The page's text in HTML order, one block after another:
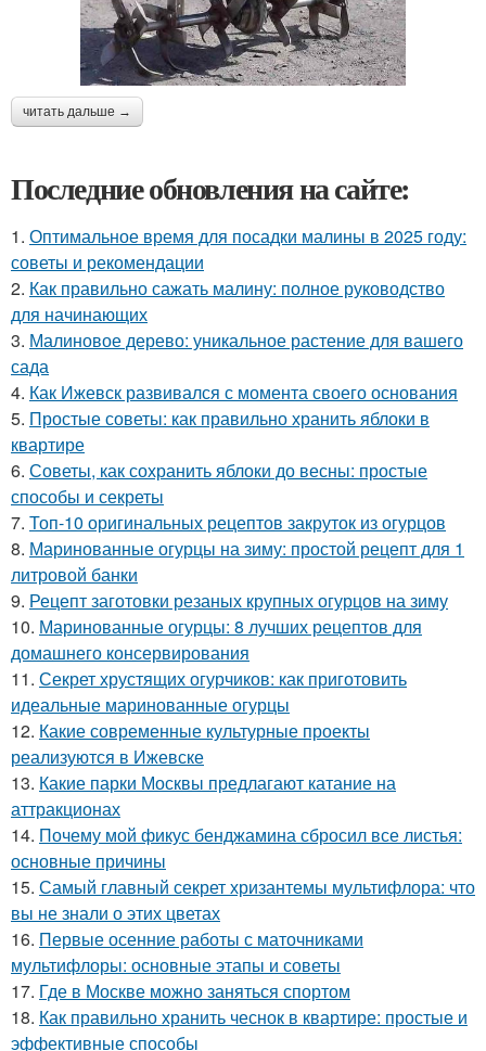
читать дальше →
Последние обновления на сайте:
1. Оптимальное время для посадки малины в 2025 году:
советы и рекомендации
2. Как правильно сажать малину: полное руководство
для начинающих
3. Малиновое дерево: уникальное растение для вашего
сада
4. Как Ижевск развивался с момента своего основания
5. Простые советы: как правильно хранить яблоки в
квартире
6. Советы, как сохранить яблоки до весны: простые
способы и секреты
7. Топ-10 оригинальных рецептов закруток из огурцов
8. Маринованные огурцы на зиму: простой рецепт для 1
литровой банки
9. Рецепт заготовки резаных крупных огурцов на зиму
10. Маринованные огурцы: 8 лучших рецептов для
домашнего консервирования
11. Секрет хрустящих огурчиков: как приготовить
идеальные маринованные огурцы
12. Какие современные культурные проекты
реализуются в Ижевске
13. Какие парки Москвы предлагают катание на
аттракционах
14. Почему мой фикус бенджамина сбросил все листья:
основные причины
15. Самый главный секрет хризантемы мультифлора: что
вы не знали о этих цветах
16. Первые осенние работы с маточниками
мультифлоры: основные этапы и советы
17. Где в Москве можно заняться спортом
18. Как правильно хранить чеснок в квартире: простые и
эффективные способы